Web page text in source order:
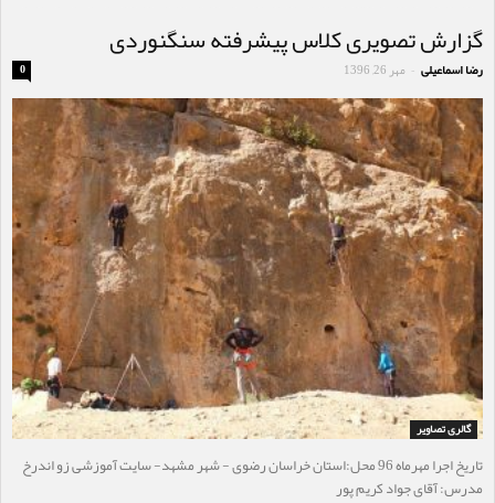
گزارش تصویری کلاس پیشرفته سنگنوردی
رضا اسماعیلی - مهر 26, 1396 0
گالری تصاویر
تاریخ اجرا مهرماه 96 محل:استان خراسان رضوی - شهر مشهد- سایت آموزشی زو اندرخ
مدرس: آقای جواد کریم پور